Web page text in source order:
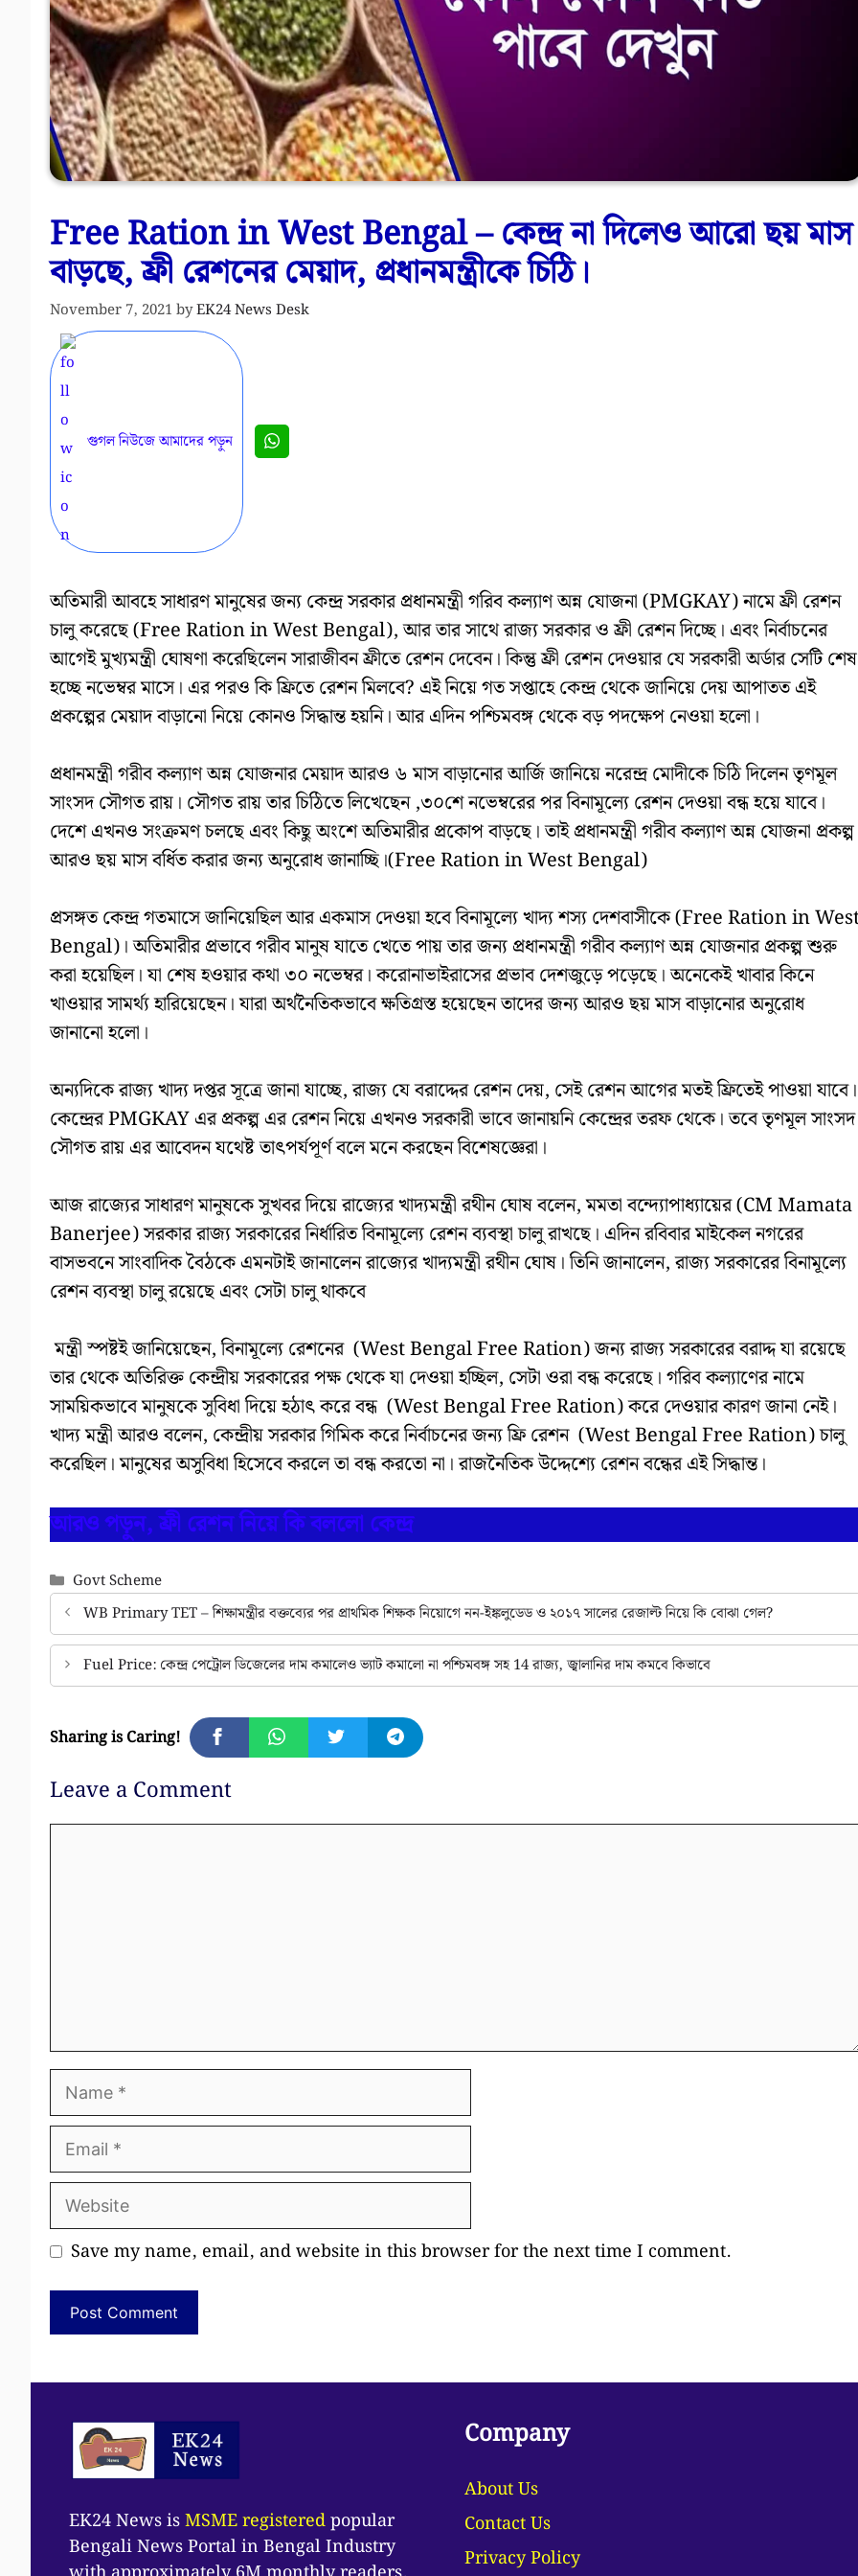
Free Ration in West Bengal – কেন্দ্র না দিলেও আরো ছয় মাস
বাড়ছে, ফ্রী রেশনের মেয়াদ, প্রধানমন্ত্রীকে চিঠি।
November 7, 2021 byEK24 News Desk
গুগল নিউজে আমাদের পড়ুন
অতিমারী আবহে সাধারণ মানুষের জন্য কেন্দ্র সরকার প্রধানমন্ত্রী গরিব কল্যাণ অন্ন যোজনা (PMGKAY) নামে ফ্রী রেশন
চালু করেছে (Free Ration in West Bengal), আর তার সাথে রাজ্য সরকার ও ফ্রী রেশন দিচ্ছে। এবং নির্বাচনের
আগেই মুখ্যমন্ত্রী ঘোষণা করেছিলেন সারাজীবন ফ্রীতে রেশন দেবেন। কিন্তু ফ্রী রেশন দেওয়ার যে সরকারী অর্ডার সেটি শেষ
হচ্ছে নভেম্বর মাসে। এর পরও কি ফ্রিতে রেশন মিলবে? এই নিয়ে গত সপ্তাহে কেন্দ্র থেকে জানিয়ে দেয় আপাতত এই
প্রকল্পের মেয়াদ বাড়ানো নিয়ে কোনও সিদ্ধান্ত হয়নি। আর এদিন পশ্চিমবঙ্গ থেকে বড় পদক্ষেপ নেওয়া হলো।
প্রধানমন্ত্রী গরীব কল্যাণ অন্ন যোজনার মেয়াদ আরও ৬ মাস বাড়ানোর আর্জি জানিয়ে নরেন্দ্র মোদীকে চিঠি দিলেন তৃণমূল
সাংসদ সৌগত রায়। সৌগত রায় তার চিঠিতে লিখেছেন ,৩০শে নভেম্বরের পর বিনামূল্যে রেশন দেওয়া বন্ধ হয়ে যাবে।
দেশে এখনও সংক্রমণ চলছে এবং কিছু অংশে অতিমারীর প্রকোপ বাড়ছে। তাই প্রধানমন্ত্রী গরীব কল্যাণ অন্ন যোজনা প্রকল্প
আরও ছয় মাস বর্ধিত করার জন্য অনুরোধ জানাচ্ছি।(Free Ration in West Bengal)
প্রসঙ্গত কেন্দ্র গতমাসে জানিয়েছিল আর একমাস দেওয়া হবে বিনামূল্যে খাদ্য শস্য দেশবাসীকে (Free Ration in
Bengal)। অতিমারীর প্রভাবে গরীব মানুষ যাতে খেতে পায় তার জন্য প্রধানমন্ত্রী গরীব কল্যাণ অন্ন যোজনার প্রকল্প শুরু
করা হয়েছিল। যা শেষ হওয়ার কথা ৩০ নভেম্বর। করোনাভাইরাসের প্রভাব দেশজুড়ে পড়েছে। অনেকেই খাবার কিনে
খাওয়ার সামর্থ্য হারিয়েছেন। যারা অর্থনৈতিকভাবে ক্ষতিগ্রস্ত হয়েছেন তাদের জন্য আরও ছয় মাস বাড়ানোর অনুরোধ
জানানো হলো।
অন্যদিকে রাজ্য খাদ্য দপ্তর সূত্রে জানা যাচ্ছে, রাজ্য যে বরাদ্দের রেশন দেয়, সেই রেশন আগের মতই ফ্রিতেই পাওয়া যাবে।
কেন্দ্রের PMGKAY এর প্রকল্প এর রেশন নিয়ে এখনও সরকারী ভাবে জানায়নি কেন্দ্রের তরফ থেকে। তবে তৃণমূল সাংসদ
সৌগত রায় এর আবেদন যথেষ্ট তাৎপর্যপূর্ণ বলে মনে করছেন বিশেষজ্ঞেরা।
আজ রাজ্যের সাধারণ মানুষকে সুখবর দিয়ে রাজ্যের খাদ্যমন্ত্রী রথীন ঘোষ বলেন, মমতা বন্দ্যোপাধ্যায়ের (CM Mamata
Banerjee) সরকার রাজ্য সরকারের নির্ধারিত বিনামূল্যে রেশন ব্যবস্থা চালু রাখছে। এদিন রবিবার মাইকেল নগরের
বাসভবনে সাংবাদিক বৈঠকে এমনটাই জানালেন রাজ্যের খাদ্যমন্ত্রী রথীন ঘোষ। তিনি জানালেন, রাজ্য সরকারের বিনামূল্যে
রেশন ব্যবস্থা চালু রয়েছে এবং সেটা চালু থাকবে
মন্ত্রী স্পষ্টই জানিয়েছেন, বিনামূল্যে রেশনের (West Bengal Free Ration) জন্য রাজ্য সরকারের বরাদ্দ যা রয়েছে
তার থেকে অতিরিক্ত কেন্দ্রীয় সরকারের পক্ষ থেকে যা দেওয়া হচ্ছিল, সেটা ওরা বন্ধ করেছে। গরিব কল্যাণের নামে
সাময়িকভাবে মানুষকে সুবিধা দিয়ে হঠাৎ করে বন্ধ (West Bengal Free Ration) করে দেওয়ার কারণ জানা নেই।
খাদ্য মন্ত্রী আরও বলেন, কেন্দ্রীয় সরকার গিমিক করে নির্বাচনের জন্য ফ্রি রেশন (West Bengal Free Ration) চালু
করেছিল। মানুষের অসুবিধা হিসেবে করলে তা বন্ধ করতো না। রাজনৈতিক উদ্দেশ্যে রেশন বন্ধের এই সিদ্ধান্ত।
আরও পড়ুন, ফ্রী রেশন নিয়ে কি বললো কেন্দ্র
Categories
Govt Scheme
WB Primary TET – শিক্ষামন্ত্রীর বক্তব্যের পর প্রাথমিক শিক্ষক নিয়োগে নন-ইঙ্কলুডেড ও ২০১৭ সালের রেজাল্ট নিয়ে কি বোঝা গেল?
Fuel Price: কেন্দ্র পেট্রোল ডিজেলের দাম কমালেও ভ্যাট কমালো না পশ্চিমবঙ্গ সহ 14 রাজ্য, জ্বালানির দাম কমবে কিভাবে
Sharing is Caring!
Leave a Comment
Name
Email
Website
Save my name, email, and website in this browser for the next time I comment.
EK24 News isMSME registeredpopular
Bengali News Portal in Bengal Industry
Company
About Us
Contact Us
Privacy Policy